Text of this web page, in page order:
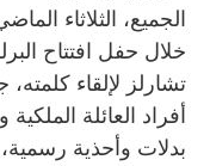
الجميع، الثلاثاء
خلال حفل افتتاح
تشارلز لإلقاء
أفراد العائلة
بدلات وأحذية رسمية،